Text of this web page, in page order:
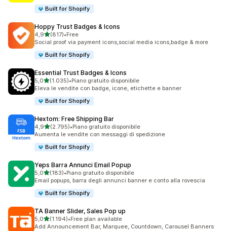
Built for Shopify
Hoppy Trust Badges & Icons
4,9stelle su 5
(817)
817 recensioni totali
•Free
Social proof via payment icons,social media icons,badge & more
Built for Shopify
Essential Trust Badges & Icons
5,0stelle su 5
(1.035)
1035 recensioni totali
•Piano gratuito disponibile
Eleva le vendite con badge, icone, etichette e banner
Built for Shopify
Hextom: Free Shipping Bar
4,9stelle su 5
(2.795)
2795 recensioni totali
•Piano gratuito disponibile
Aumenta le vendite con messaggi di spedizione
Built for Shopify
Yeps Barra Annunci Email Popup
5,0stelle su 5
(183)
183 recensioni totali
•Piano gratuito disponibile
Email popups, barra degli annunci banner e conto alla rovescia
Built for Shopify
TA Banner Slider, Sales Pop up
5,0stelle su 5
(1.194)
1194 recensioni totali
•Free plan available
Add Announcement Bar, Marquee, Countdown, Carousel Banners